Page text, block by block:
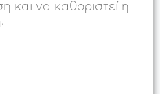
και να καθοριστεί η